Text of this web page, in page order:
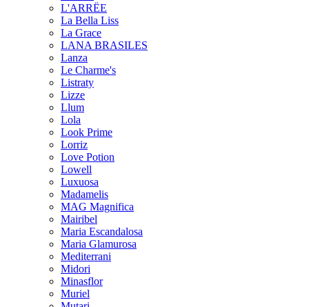
L'ARRËE
La Bella Liss
La Grace
LANA BRASILES
Lanza
Le Charme's
Listraty
Lizze
Llum
Lola
Look Prime
Lorriz
Love Potion
Lowell
Luxuosa
Madamelis
MAG Magnifica
Mairibel
Maria Escandalosa
Maria Glamurosa
Mediterrani
Midori
Minasflor
Muriel